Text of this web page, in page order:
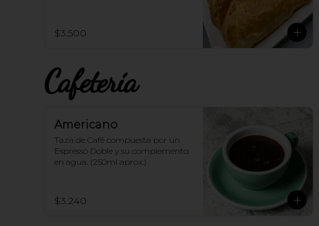
$3.500
Cafetería
Americano
Taza de Café compuesta por un
Espresso Doble y su complemento
en agua. (250ml aprox.)
$3.240